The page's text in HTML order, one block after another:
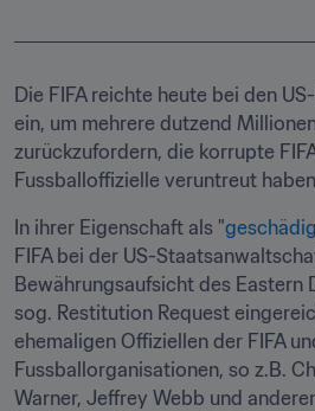
Die FIFA reichte heute bei den
ein, um mehrere dutzend
zurückzufordern, die korrupte
Fussballoffizielle veruntreut
In ihrer Eigenschaft als "
FIFA bei der US-
Bewährungsaufsicht des Eastern
sog. Restitution Request
ehemaligen Offiziellen der FIFA
Fussballorganisationen, so z.B.
Warner, Jeffrey Webb und